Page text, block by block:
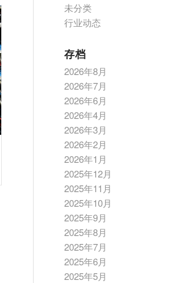
未分类
行业动态
存档
2026年8月
2026年7月
2026年6月
2026年4月
2026年3月
2026年2月
2026年1月
2025年12月
2025年11月
2025年10月
2025年9月
2025年8月
2025年7月
2025年6月
2025年5月